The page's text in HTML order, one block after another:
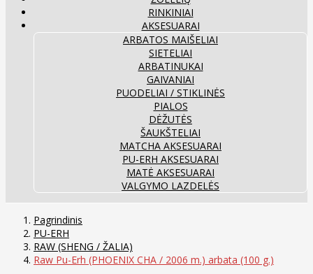
RINKINIAI
AKSESUARAI
ARBATOS MAIŠELIAI
SIETELIAI
ARBATINUKAI
GAIVANIAI
PUODELIAI / STIKLINĖS
PIALOS
DĖŽUTĖS
ŠAUKŠTELIAI
MATCHA AKSESUARAI
PU-ERH AKSESUARAI
MATĖ AKSESUARAI
VALGYMO LAZDELĖS
Pagrindinis
PU-ERH
RAW (SHENG / ŽALIA)
Raw Pu-Erh (PHOENIX CHA / 2006 m.) arbata (100 g.)